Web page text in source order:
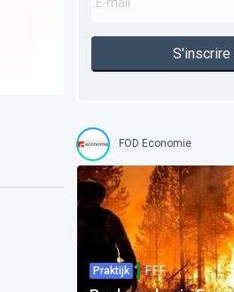
S'inscrire
FOD Economie
Praktijk F.F.F.